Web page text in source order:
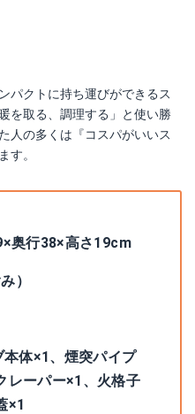
パクトに持ち運びができるス
を取る、調理する」と使い勝
人の多くは『コスパがいいス
す。
奥行38×高さ19cm
）
体×1、煙突パイプ
レーパー×1、火格子
×1